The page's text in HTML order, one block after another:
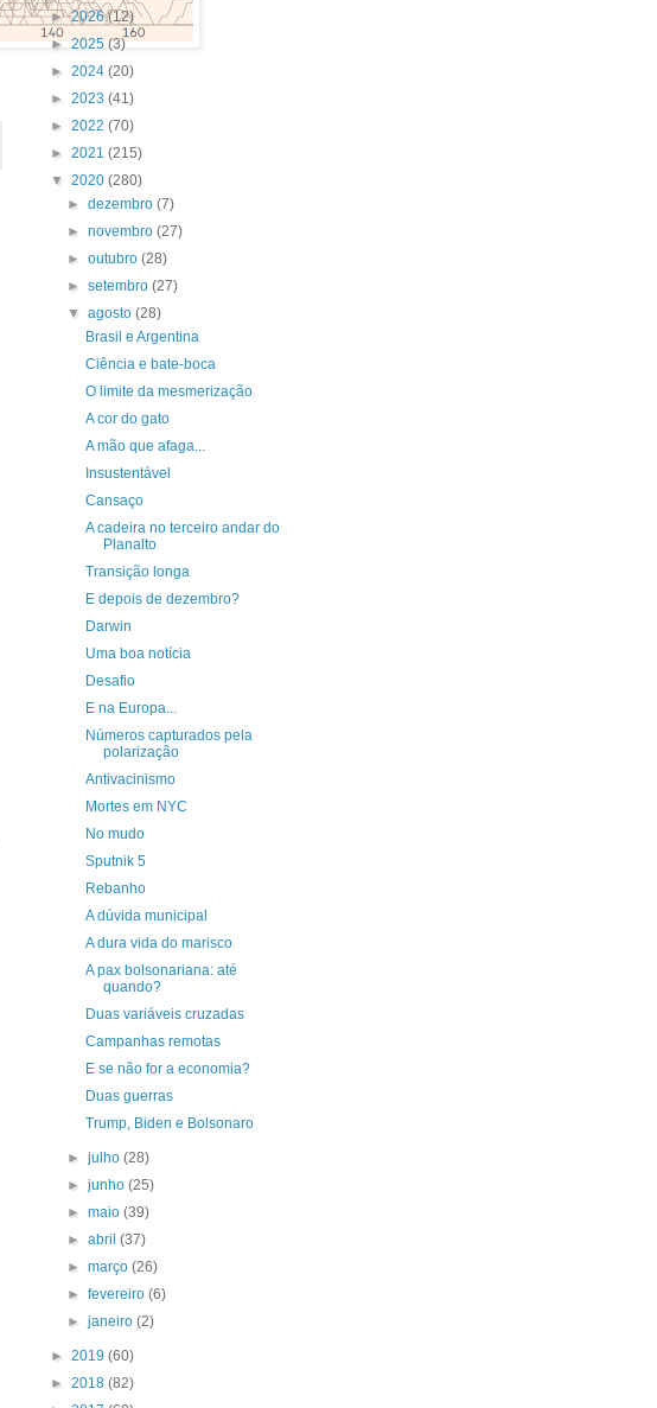
►2026(12)
►2025(3)
► 2024 (20)
► 2023 (41)
► 2022 (70)
► 2021 (215)
▼ 2020 (280)
►dezembro(7)
►novembro(27)
►outubro(28)
►setembro(27)
▼agosto(28)
Brasil e Argentina
Ciência e bate-boca
O limite da mesmerização
A cor do gato
A mão que afaga...
Insustentável
Cansaço
A cadeira no terceiro andar do
Planalto
Transição longa
E depois de dezembro?
Darwin
Uma boa notícia
Desafio
E na Europa...
Números capturados pela
polarização
Antivacinismo
Mortes em NYC
No mudo
Sputnik 5
Rebanho
A dúvida municipal
A dura vida do marisco
A pax bolsonariana: até
quando?
Duas variáveis cruzadas
Campanhas remotas
E se não for a economia?
Duas guerras
Trump, Biden e Bolsonaro
►julho(28)
►junho(25)
►maio(39)
►abril(37)
►março(26)
►fevereiro(6)
►janeiro(2)
► 2019 (60)
► 2018 (82)